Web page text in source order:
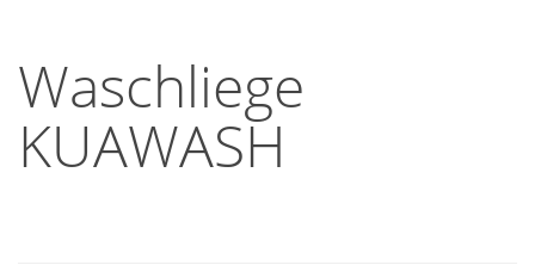
Waschliege
KUAWASH